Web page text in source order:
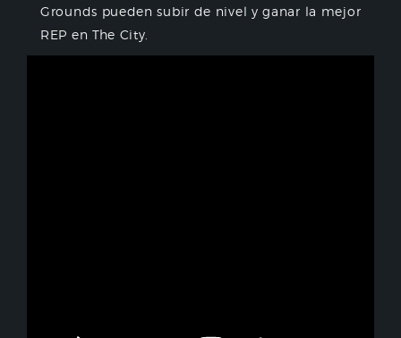
Grounds pueden subir de nivel y ganar la mejor
REP en The City.